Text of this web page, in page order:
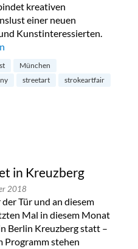
kreativen
einer neuen
Kunstinteressierten.
der Stroke Art Fair in der
München
streetart
strokeartfair
in Kreuzberg
2018
Tür und an diesem
Mal in diesem Monat
Berlin Kreuzberg statt –
Programm stehen